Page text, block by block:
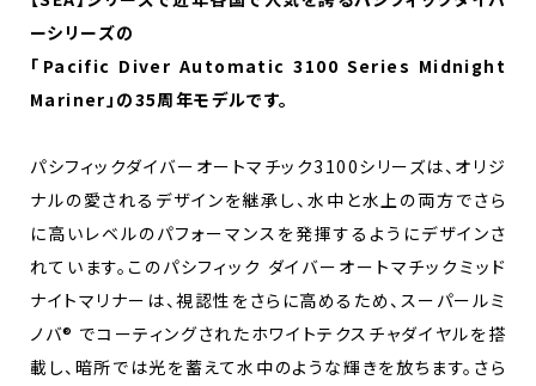
ーシリーズの
「Pacific Diver Automatic 3100 Series Midnight
Mariner」の35周年モデルです。
パシフィックダイバーオートマチック3100シリーズは、オリジ
ナルの愛されるデザインを継承し、水中と水上の両方でさら
に高いレベルのパフォーマンスを発揮するようにデザインさ
れています。このパシフィック ダイバーオートマチックミッド
ナイトマリナーは、視認性をさらに高めるため、スーパールミ
ノバ® でコーティングされたホワイトテクスチャダイヤルを搭
載し、暗所では光を蓄えて水中のような輝きを放ちます。さら